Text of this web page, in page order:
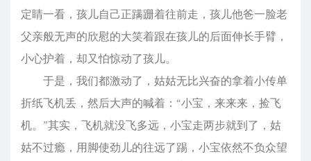
定睛一看，孩儿自己正蹒跚着往前走，孩儿他爸一脸老
父亲般无声的欣慰的大笑着跟在孩儿的后面伸长手臂，
小心护着，却又怕惊动了孩儿。
于是，我们都激动了，姑姑无比兴奋的拿着小传单
折纸飞机丢，然后大声的喊着：“小宝，来来来，捡飞
机。”其实，飞机就没飞多远，小宝走两步就到了，姑
姑不过瘾，用脚使劲儿的往远了踢，小宝依然不负众望